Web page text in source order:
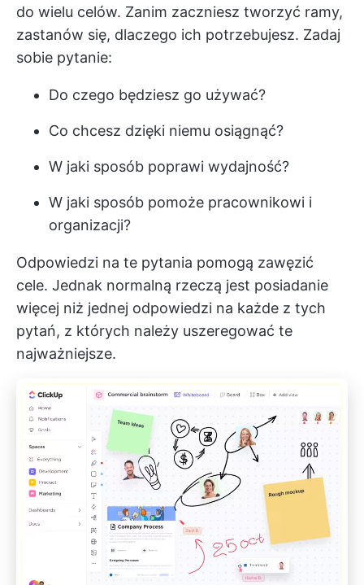
do wielu celów. Zanim zaczniesz tworzyć ramy,
zastanów się, dlaczego ich potrzebujesz. Zadaj
sobie pytanie:
Do czego będziesz go używać?
Co chcesz dzięki niemu osiągnąć?
W jaki sposób poprawi wydajność?
W jaki sposób pomoże pracownikowi i
organizacji?
Odpowiedzi na te pytania pomogą zawęzić
cele. Jednak normalną rzeczą jest posiadanie
więcej niż jednej odpowiedzi na każde z tych
pytań, z których należy uszeregować te
najważniejsze.